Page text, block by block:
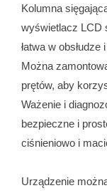
Kolumna
wyświetlacz LCD
łatwa w obsłudze
Można
prętów, aby
Ważenie i
bezpieczne i
ciśnieniowo i
Urządzenie